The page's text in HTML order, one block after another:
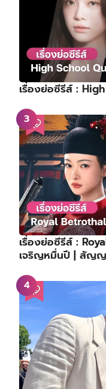
เรื่องย่อซีรีส์ :
เรื่องย่อซีรีส์ :
เจริญหมื่นปี | สัญญ